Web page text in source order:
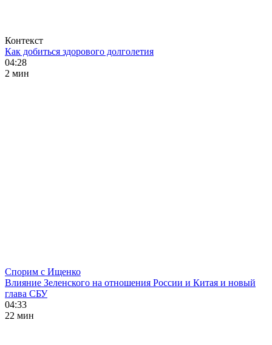
Контекст
Как добиться здорового долголетия
04:28
2 мин
Спорим с Ищенко
Влияние Зеленского на отношения России и Китая и новый
глава СБУ
04:33
22 мин